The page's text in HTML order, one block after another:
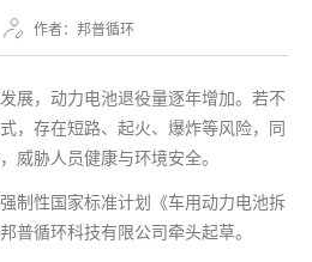
作者：邦普循环
展，动力电池退役量逐年增加。若不
，存在短路、起火、爆炸等风险，同
威胁人员健康与环境安全。
制性国家标准计划《车用动力电池拆
普循环科技有限公司牵头起草。